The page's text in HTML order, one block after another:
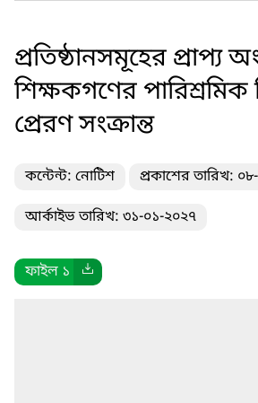
প্রতিষ্ঠানসমূহের প্রাপ্য
শিক্ষকগণের পারিশ্রমিক
প্রেরণ সংক্রান্ত
কন্টেন্ট: নোটিশ প্রকাশের তারিখ:
আর্কাইভ তারিখ: ৩১-০১-২০২৭
ফাইল ১